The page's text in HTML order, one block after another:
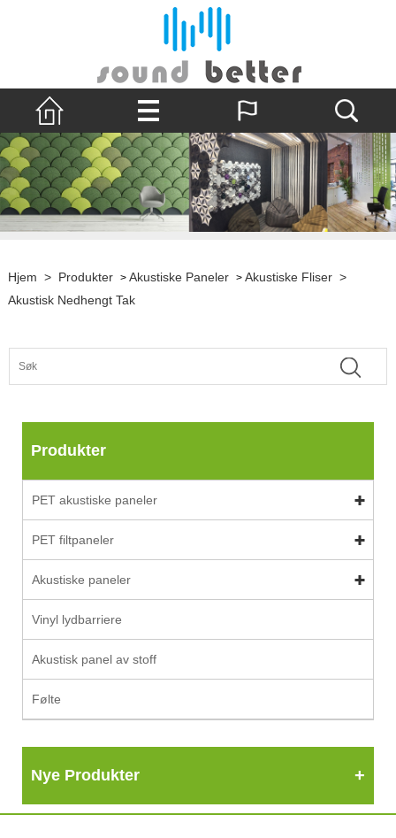
Hjem > Produkter > Akustiske Paneler > Akustiske Fliser >
Akustisk Nedhengt Tak
Produkter
PET akustiske paneler
PET filtpaneler
Akustiske paneler
Vinyl lydbarriere
Akustisk panel av stoff
Følte
Nye Produkter